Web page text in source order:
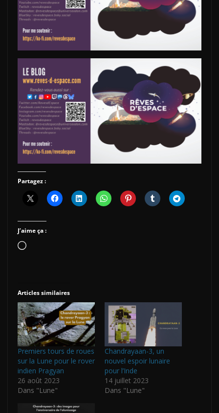
Partagez :
J’aime ça :
Chargement…
Articles similaires
Premiers tours de roues
sur la Lune pour le rover
indien Pragyan
26 août 2023
Dans "Lune"
Chandrayaan-3, un
nouvel espoir lunaire
pour l’Inde
14 juillet 2023
Dans "Lune"